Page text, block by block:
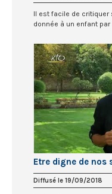
Il est facile de critiquer
donnée à un enfant par
Etre digne de nos
Diffusé le 19/09/2018